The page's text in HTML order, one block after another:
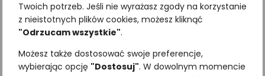
Twoich potrzeb. Jeśli nie wyrażasz zgody na korzystanie
z nieistotnych plików cookies, możesz kliknąć
"Odrzucam wszystkie".
Możesz także dostosować swoje preferencje,
wybierając opcję "Dostosuj". W dowolnym momencie
Najniższa cena z ostatnich 30
dni:65,00zł
SKU:
Kategorie:Drzewa,ILUSTRACJE